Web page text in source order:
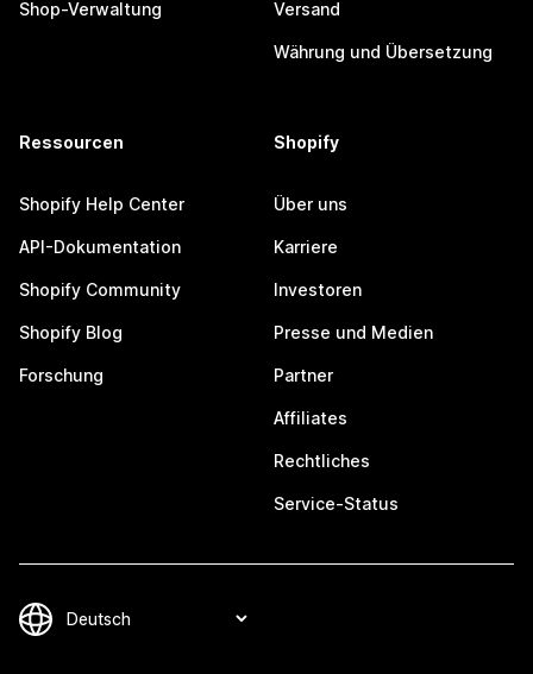
Shop-Verwaltung Versand
Währung und Übersetzung
Ressourcen
Shopify Help Center
API-Dokumentation
Shopify Community
Shopify Blog
Forschung
Shopify
Über uns
Karriere
Investoren
Presse und Medien
Partner
Affiliates
Rechtliches
Service-Status